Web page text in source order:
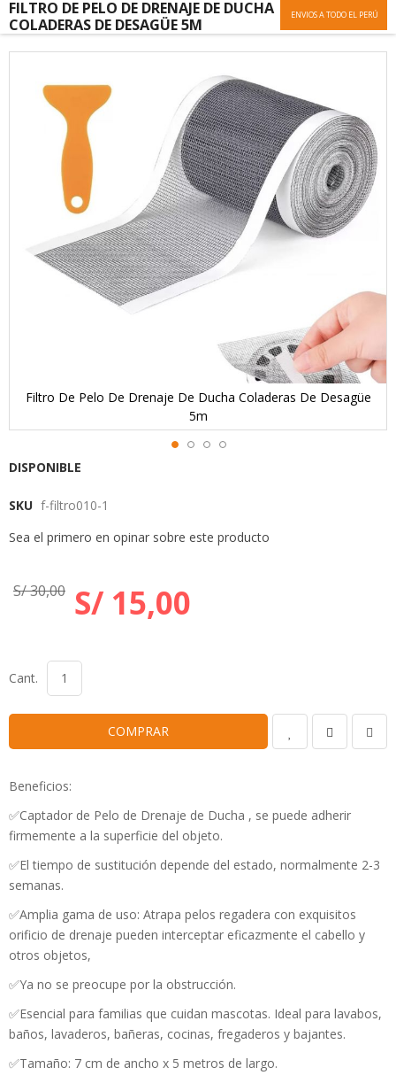
FILTRO DE PELO DE DRENAJE DE DUCHA
COLADERAS DE DESAGÜE 5M
ENVIOS A TODO EL PERÚ
DISPONIBLE
SKU f-filtro010-1
Sea el primero en opinar sobre este producto
S/ 15,00
S/ 30,00
Cant.
COMPRAR
Beneficios:
✅Captador de Pelo de Drenaje de Ducha , se puede adherir
firmemente a la superficie del objeto.
✅El tiempo de sustitución depende del estado, normalmente 2-3
semanas.
✅Amplia gama de uso: Atrapa pelos regadera con exquisitos
orificio de drenaje pueden interceptar eficazmente el cabello y
otros objetos,
✅Ya no se preocupe por la obstrucción.
✅Esencial para familias que cuidan mascotas. Ideal para lavabos,
baños, lavaderos, bañeras, cocinas, fregaderos y bajantes.
✅Tamaño: 7 cm de ancho x 5 metros de largo.
Filtro De Pelo De Drenaje De Ducha Coladeras De Desagüe
5m
Skip
the
of
images